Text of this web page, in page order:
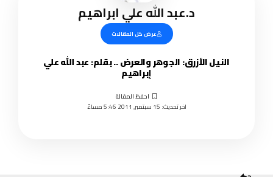
د.عبد الله علي ابراهيم
عرض كل المقالات
النيل الأزرق: الجوهر والعرض .. بقلم: عبد الله علي
إبراهيم
اخر تحديث: 15 سبتمبر, 2011 5:46 مساءً